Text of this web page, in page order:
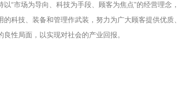
“市场为导向、科技为手段、顾客为焦点”的经营理念
的科技、装备和管理作武装，努力为广大顾客提供优质
性局面，以实现对社会的产业回报。